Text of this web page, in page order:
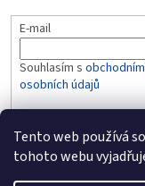
Tento web používá
tohoto webu
E-mail
Souhlasím s
osobních údajů
PŘIHLÁSIT SE